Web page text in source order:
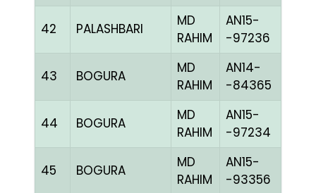
42 PALASHBARI
MD
RAHIM
AN15-
-97236
43 BOGURA
MD
RAHIM
AN14-
-84365
44 BOGURA
MD
RAHIM
AN15-
-97234
45 BOGURA
MD
RAHIM
AN15-
-93356